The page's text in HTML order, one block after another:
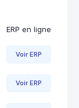
ERP en ligne
Voir ERP
Voir ERP